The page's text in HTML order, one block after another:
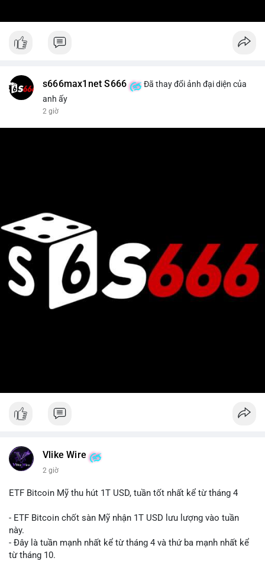
s666max1net S666
Đã thay đổi ảnh đại diện của
anh ấy
2 giờ
Vlike Wire
2 giờ
ETF Bitcoin Mỹ thu hút 1T USD, tuần tốt nhất kể từ tháng 4
- ETF Bitcoin chốt sàn Mỹ nhận 1T USD lưu lượng vào tuần
này.
- Đây là tuần mạnh nhất kể từ tháng 4 và thứ ba mạnh nhất kể
từ tháng 10.